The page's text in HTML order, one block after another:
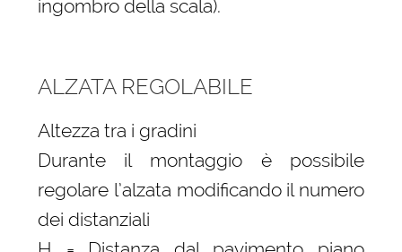
ingombro della scala).
ALZATA REGOLABILE
Altezza tra i gradini
Durante il montaggio è possibile
regolare l’alzata modificando il numero
dei distanziali